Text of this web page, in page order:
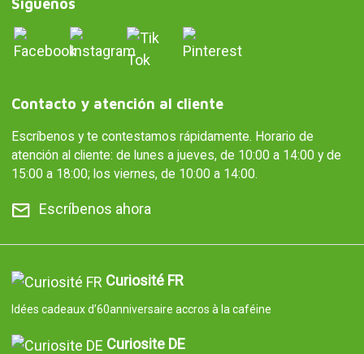
Síguenos
Contacto y atención al cliente
Escríbenos y te contestamos rápidamente. Horario de
atención al cliente: de lunes a jueves, de 10:00 a 14:00 y de
15:00 a 18:00; los viernes, de 10:00 a 14:00.
Escríbenos ahora
Curiosité FR
Idées cadeaux d’60anniversaire accros à la caféine
Curiosite DE